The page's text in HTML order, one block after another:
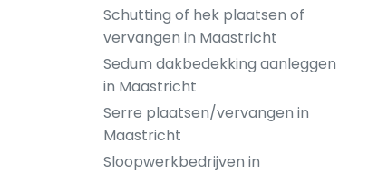
Schutting of hek plaatsen of
vervangen in Maastricht
Sedum dakbedekking aanleggen
in Maastricht
Serre plaatsen/vervangen in
Maastricht
Sloopwerkbedrijven in